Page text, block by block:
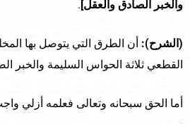
والخبر الصادق والعقل] .
(الشرح): أن الطرق التي يتوصل بها
القطعي ثلاثة الحواس السليمة والخبر
أما الحق سبحانه وتعالى فعلمه أزلي